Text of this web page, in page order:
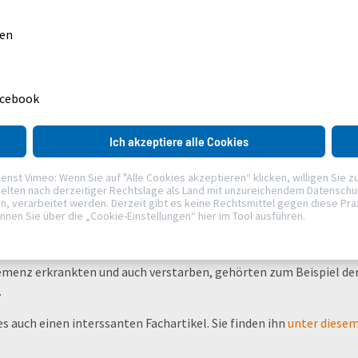
MEDIZINWELTEN & EXPERTEN
erkrankten und auch verstarben, gehörten zum Beispiel
einen interssanten Fachartikel. Sie finden ihn unter
Ich akzeptiere alle Cookies
Vimeo: Wenn Sie auf "Alle Cookies akzeptieren“ klicken, willigen Sie
nach derzeitiger Rechtslage als Land mit unzureichendem
verarbeitet werden. Derzeit gibt es keine Rechtsmittel gegen diese
Sie über die „Cookie-Einstellungen“ hier im Tool ausführen.